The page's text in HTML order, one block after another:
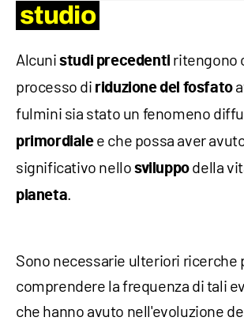
studio
Alcunistudi precedenti ritengono
processo di riduzione del fosfato
fulmini sia stato un fenomeno
primordialee che possa aver
significativo nello sviluppodella
pianeta
Sono necessarie ulteriori ricerche
comprendere la frequenza di tali
che hanno avuto nell'evoluzione